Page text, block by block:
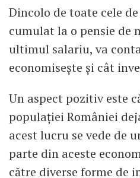
Dincolo de toate cele
cumulat la o pensie de
ultimul salariu, va
economisește și cât
Un aspect pozitiv este
populației României
acest lucru se vede de
parte din aceste
către diverse forme de